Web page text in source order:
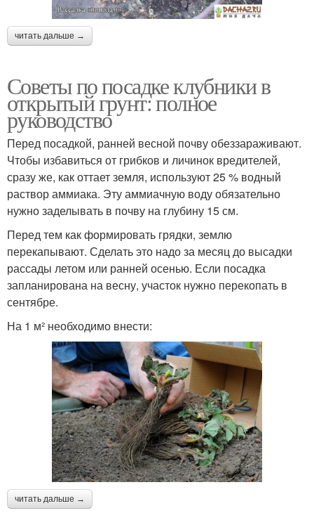
читать дальше →
Советы по посадке клубники в
открытый грунт: полное
руководство
Перед посадкой, ранней весной почву обеззараживают.
Чтобы избавиться от грибков и личинок вредителей,
сразу же, как оттает земля, используют 25 % водный
раствор аммиака. Эту аммиачную воду обязательно
нужно заделывать в почву на глубину 15 см.
Перед тем как формировать грядки, землю
перекапывают. Сделать это надо за месяц до высадки
рассады летом или ранней осенью. Если посадка
запланирована на весну, участок нужно перекопать в
сентябре.
На 1 м² необходимо внести:
читать дальше →